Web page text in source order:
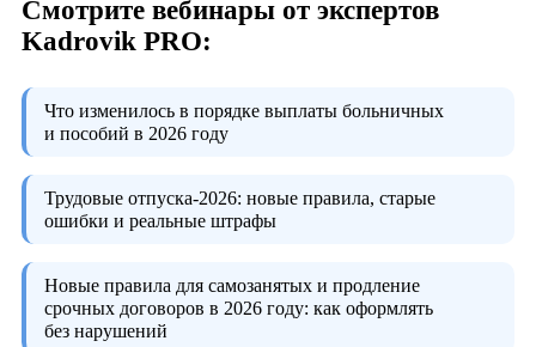
Смотрите вебинары от экспертов
Kadrovik PRO:
Что изменилось в порядке выплаты больничных
и пособий в 2026 году
Трудовые отпуска-2026: новые правила, старые
ошибки и реальные штрафы
Новые правила для самозанятых и продление
срочных договоров в 2026 году: как оформлять
без нарушений